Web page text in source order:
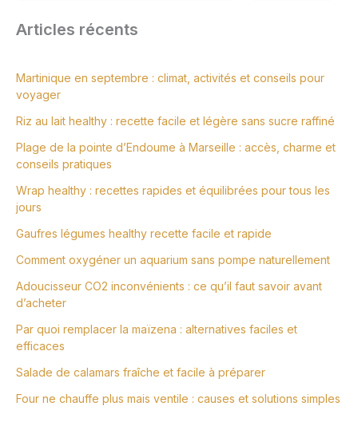
Articles récents
Martinique en septembre : climat, activités et conseils pour
voyager
Riz au lait healthy : recette facile et légère sans sucre raffiné
Plage de la pointe d’Endoume à Marseille : accès, charme et
conseils pratiques
Wrap healthy : recettes rapides et équilibrées pour tous les
jours
Gaufres légumes healthy recette facile et rapide
Comment oxygéner un aquarium sans pompe naturellement
Adoucisseur CO2 inconvénients : ce qu’il faut savoir avant
d’acheter
Par quoi remplacer la maïzena : alternatives faciles et
efficaces
Salade de calamars fraîche et facile à préparer
Four ne chauffe plus mais ventile : causes et solutions simples